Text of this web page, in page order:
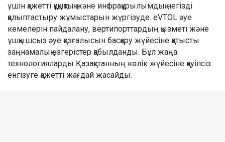
үшін қажетті құқықтық және инфрақұрылымдық негізді
қалыптастыру жұмыстарын жүргізуде. eVTOL әуе
кемелерін пайдалану, вертипорттардың қызметі және
ұшқышсыз әуе қозғалысын басқару жүйесіне қатысты
заңнамалық өзгерістер қабылданды. Бұл жаңа
технологияларды Қазақстанның көлік жүйесіне қауіпсіз
енгізуге қажетті жағдай жасайды.